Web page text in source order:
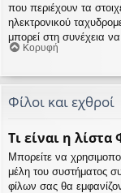
που περιέχουν τα
ηλεκτρονικού
μπορεί στη συνέχεια να
Κορυφή
Φίλοι και εχθροί
Τι είναι η
Μπορείτε να
μέλη του συστήματος
φίλων σας θα